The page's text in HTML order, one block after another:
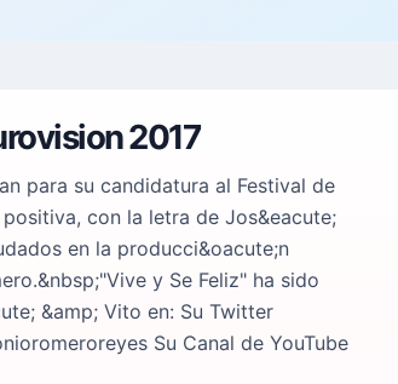
2017
para su candidatura al Festival de
con la letra de Jos&eacute;
en la producci&oacute;n
y Se Feliz" ha sido
&amp; Vito en: Su Twitter
Su Canal de YouTube